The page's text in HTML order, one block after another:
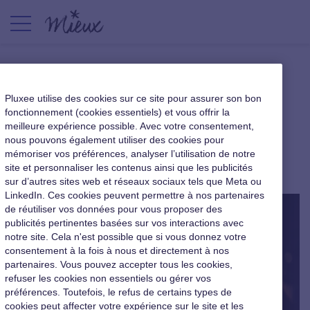
Chèques culture : les
événements culturels de l’été
sur un plateau
Le cahier du dirigeant|15 mars 2019
Pluxee utilise des cookies sur ce site pour assurer son bon
fonctionnement (cookies essentiels) et vous offrir la
meilleure expérience possible. Avec votre consentement,
nous pouvons également utiliser des cookies pour
mémoriser vos préférences, analyser l’utilisation de notre
site et personnaliser les contenus ainsi que les publicités
sur d’autres sites web et réseaux sociaux tels que Meta ou
LinkedIn. Ces cookies peuvent permettre à nos partenaires
de réutiliser vos données pour vous proposer des
publicités pertinentes basées sur vos interactions avec
notre site. Cela n'est possible que si vous donnez votre
consentement à la fois à nous et directement à nos
partenaires. Vous pouvez accepter tous les cookies,
refuser les cookies non essentiels ou gérer vos
préférences. Toutefois, le refus de certains types de
cookies peut affecter votre expérience sur le site et les